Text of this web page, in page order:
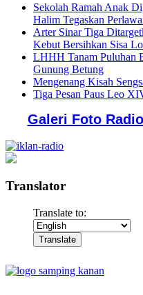
Sekolah Ramah Anak
Halim Tegaskan
Arter Sinar Tiga
Kebut Bersihkan Sisa
LHHH Tanam Puluhan
Gunung Betung
Mengenang Kisah
Tiga Pesan Paus Leo
Galeri Foto
Translator
Translate to: